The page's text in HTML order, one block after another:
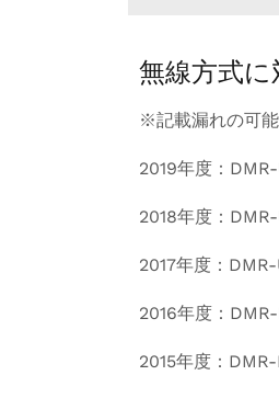
無線方式
※記載漏れの可能
2019年度：
2018年度：
2017年度：
2016年度：
2015年度：